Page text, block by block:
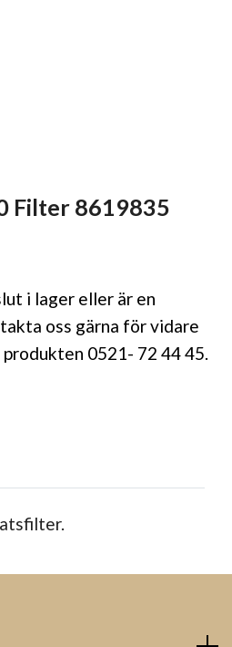
Filter 8619835
i lager eller är en
oss gärna för vidare
0521- 72 44 45.